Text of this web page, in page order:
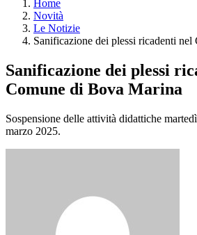
Home
Novità
Le Notizie
Sanificazione dei plessi ricadenti
Sanificazione dei plessi
Comune di Bova Marina
Sospensione delle attività didattiche
marzo 2025.